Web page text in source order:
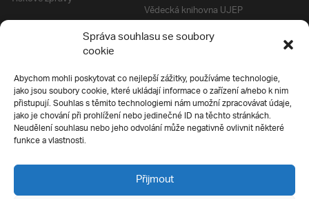
Správa souhlasu se soubory
cookie
Abychom mohli poskytovat co nejlepší zážitky, používáme technologie,
jako jsou soubory cookie, které ukládají informace o zařízení a/nebo k nim
přistupují. Souhlas s těmito technologiemi nám umožní zpracovávat údaje,
jako je chování při prohlížení nebo jedinečné ID na těchto stránkách.
Neudělení souhlasu nebo jeho odvolání může negativně ovlivnit některé
funkce a vlastnosti.
Přijmout
Vědecká knihovna UJEP
Správa kolejí a menz
Univerzitní centrum podpory
Silverius
Pro uchazeče
Přijímací řízení
E-prihlaska
Přípravné kurzy
Ochrana soukromí